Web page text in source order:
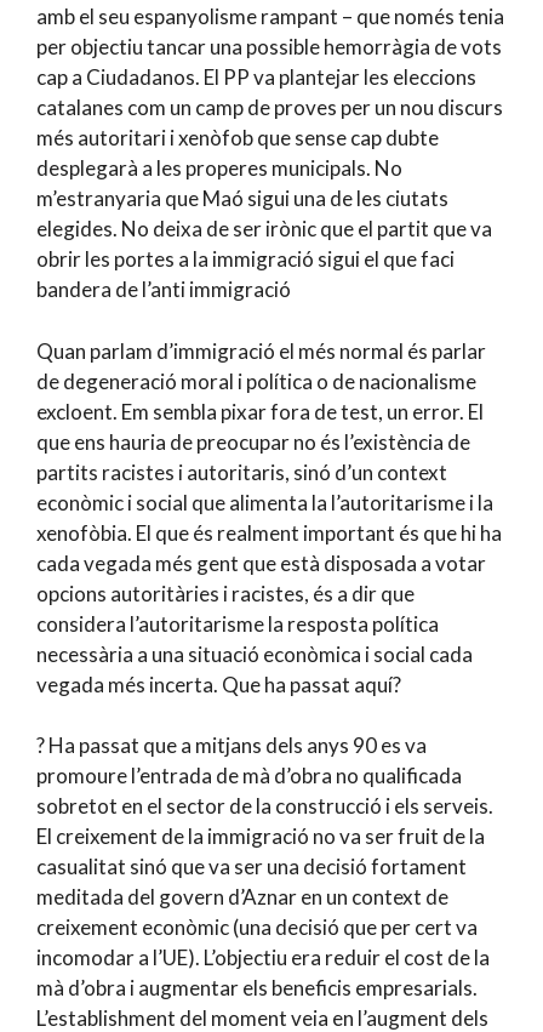
amb el seu espanyolisme rampant – que només tenia
per objectiu tancar una possible hemorràgia de vots
cap a Ciudadanos. El PP va plantejar les eleccions
catalanes com un camp de proves per un nou discurs
més autoritari i xenòfob que sense cap dubte
desplegarà a les properes municipals. No
m’estranyaria que Maó sigui una de les ciutats
elegides. No deixa de ser irònic que el partit que va
obrir les portes a la immigració sigui el que faci
bandera de l’anti immigració
Quan parlam d’immigració el més normal és parlar
de degeneració moral i política o de nacionalisme
excloent. Em sembla pixar fora de test, un error. El
que ens hauria de preocupar no és l’existència de
partits racistes i autoritaris, sinó d’un context
econòmic i social que alimenta la l’autoritarisme i la
xenofòbia. El que és realment important és que hi ha
cada vegada més gent que està disposada a votar
opcions autoritàries i racistes, és a dir que
considera l’autoritarisme la resposta política
necessària a una situació econòmica i social cada
vegada més incerta. Que ha passat aquí?
? Ha passat que a mitjans dels anys 90 es va
promoure l’entrada de mà d’obra no qualificada
sobretot en el sector de la construcció i els serveis.
El creixement de la immigració no va ser fruit de la
casualitat sinó que va ser una decisió fortament
meditada del govern d’Aznar en un context de
creixement econòmic (una decisió que per cert va
incomodar a l’UE). L’objectiu era reduir el cost de la
mà d’obra i augmentar els beneficis empresarials.
L’establishment del moment veia en l’augment dels